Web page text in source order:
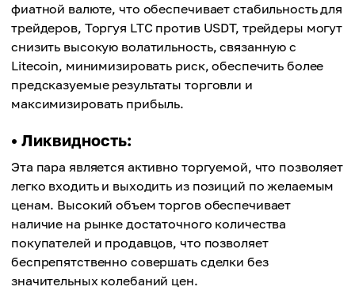
фиатной валюте, что обеспечивает стабильность для
трейдеров, Торгуя LTC против USDT, трейдеры могут
снизить высокую волатильность, связанную с
Litecoin, минимизировать риск, обеспечить более
предсказуемые результаты торговли и
максимизировать прибыль.
• Ликвидность:
Эта пара является активно торгуемой, что позволяет
легко входить и выходить из позиций по желаемым
ценам. Высокий объем торгов обеспечивает
наличие на рынке достаточного количества
покупателей и продавцов, что позволяет
беспрепятственно совершать сделки без
значительных колебаний цен.